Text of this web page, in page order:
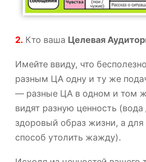
2. Кто ваша Целевая
Имейте ввиду, что
разным ЦА одну и ту же
— разные ЦА в одном и том
видят разную ценность (вода
здоровый образ жизни, а
способ утолить жажду).